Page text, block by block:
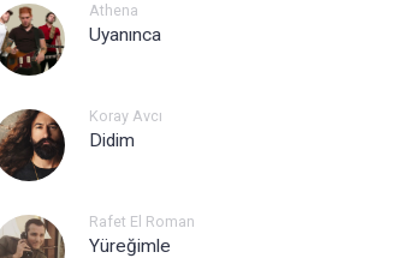
Athena
Uyanınca
Koray Avcı
Didim
Rafet El Roman
Yüreğimle